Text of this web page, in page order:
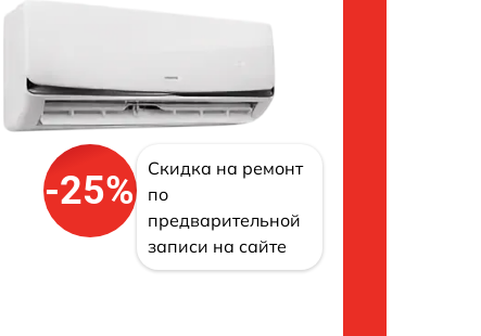
-25%
Скидка на ремонт
по
предварительной
записи на сайте